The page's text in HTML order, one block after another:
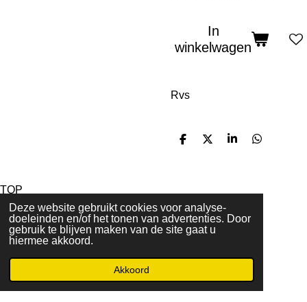
Deze website gebruikt cookies voor analyse-
doeleinden en/of het tonen van advertenties. Door
gebruik te blijven maken van de site gaat u
hiermee akkoord.
Akkoord
In
winkelwagen
Rvs
D
D
S
D
TOP
© 2023 - 2026 Lily Marigold Creations
Powered byJouwWeb